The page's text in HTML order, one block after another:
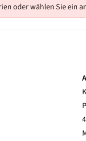
oder wählen Sie ein